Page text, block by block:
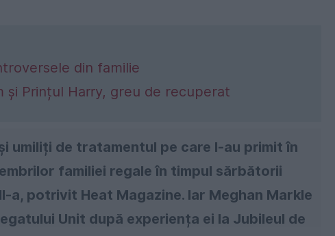
din familie
și Prințul Harry, greu de recuperat
umiliți de tratamentul pe care l-au primit în
familiei regale în timpul sărbătorii
a, potrivit Heat Magazine. Iar Meghan Markle
Unit după experiența ei la Jubileul de